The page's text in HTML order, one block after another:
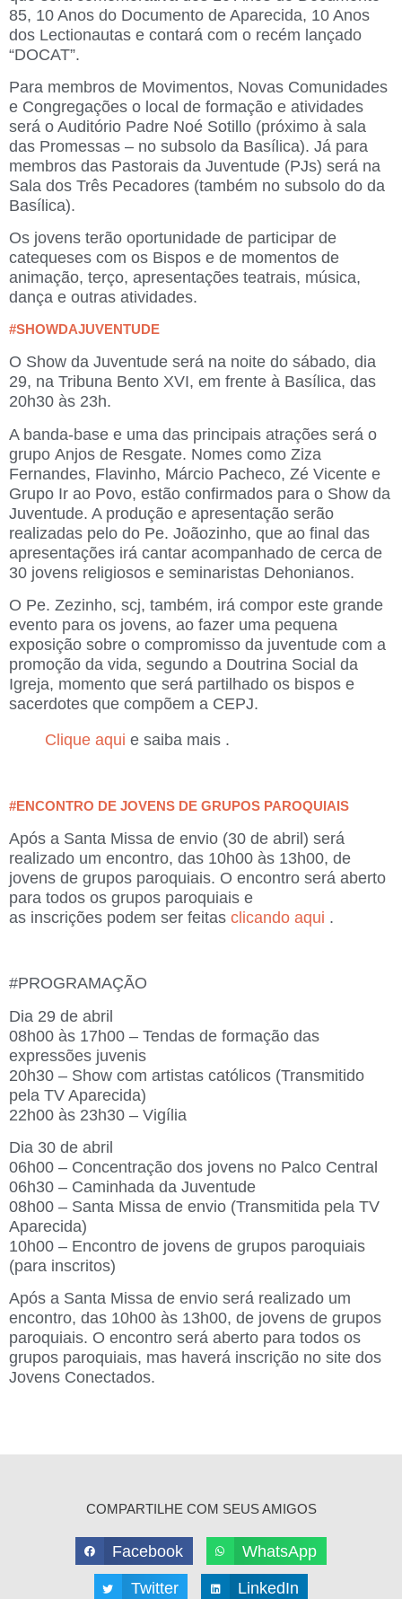
85, 10 Anos do Documento de Aparecida, 10 Anos
dos Lectionautas e contará com o recém lançado
“DOCAT”.
Para membros de Movimentos, Novas Comunidades
e Congregações o local de formação e atividades
será o Auditório Padre Noé Sotillo (próximo à sala
das Promessas – no subsolo da Basílica). Já para
membros das Pastorais da Juventude (PJs) será na
Sala dos Três Pecadores (também no subsolo do da
Basílica).
Os jovens terão oportunidade de participar de
catequeses com os Bispos e de momentos de
animação, terço, apresentações teatrais, música,
dança e outras atividades.
#SHOWDAJUVENTUDE
O Show da Juventude será na noite do sábado, dia
29, na Tribuna Bento XVI, em frente à Basílica, das
20h30 às 23h.
A banda-base e uma das principais atrações será o
grupo Anjos de Resgate. Nomes como Ziza
Fernandes, Flavinho, Márcio Pacheco, Zé Vicente e
Grupo Ir ao Povo, estão confirmados para o Show da
Juventude. A produção e apresentação serão
realizadas pelo do Pe. Joãozinho, que ao final das
apresentações irá cantar acompanhado de cerca de
30 jovens religiosos e seminaristas Dehonianos.
O Pe. Zezinho, scj, também, irá compor este grande
evento para os jovens, ao fazer uma pequena
exposição sobre o compromisso da juventude com a
promoção da vida, segundo a Doutrina Social da
Igreja, momento que será partilhado os bispos e
sacerdotes que compõem a CEPJ.
Clique aqui e saiba mais .
#ENCONTRO DE JOVENS DE GRUPOS PAROQUIAIS
Após a Santa Missa de envio (30 de abril) será
realizado um encontro, das 10h00 às 13h00, de
jovens de grupos paroquiais. O encontro será aberto
para todos os grupos paroquiais e
as inscrições podem ser feitas clicando aqui .
#PROGRAMAÇÃO
Dia 29 de abril
08h00 às 17h00 – Tendas de formação das
expressões juvenis
20h30 – Show com artistas católicos (Transmitido
pela TV Aparecida)
22h00 às 23h30 – Vigília
Dia 30 de abril
06h00 – Concentração dos jovens no Palco Central
06h30 – Caminhada da Juventude
08h00 – Santa Missa de envio (Transmitida pela TV
Aparecida)
10h00 – Encontro de jovens de grupos paroquiais
(para inscritos)
Após a Santa Missa de envio será realizado um
encontro, das 10h00 às 13h00, de jovens de grupos
paroquiais. O encontro será aberto para todos os
grupos paroquiais, mas haverá inscrição no site dos
Jovens Conectados.
COMPARTILHE COM SEUS AMIGOS
Facebook WhatsApp
Twitter LinkedIn